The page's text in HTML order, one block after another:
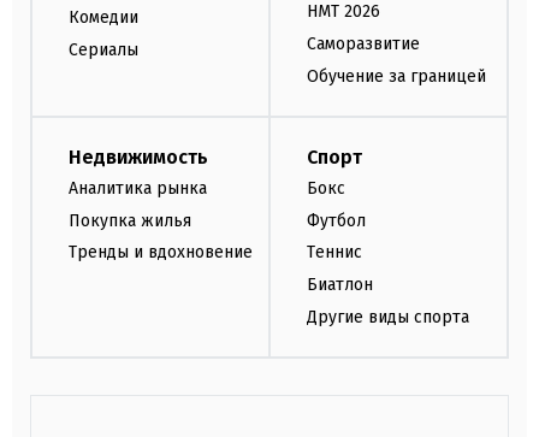
Комедии
Сериалы
НМТ 2026
Саморазвитие
Обучение за границей
Недвижимость
Аналитика рынка
Покупка жилья
Тренды и вдохновение
Спорт
Бокс
Футбол
Теннис
Биатлон
Другие виды спорта